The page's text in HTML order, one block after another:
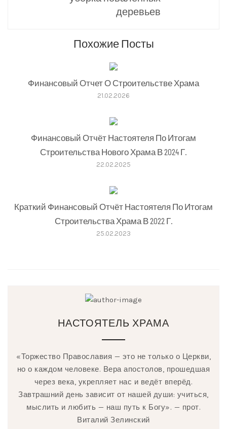
деревьев
Похожие Посты
Финансовый Отчет О Строительстве Храма
21.02.2026
Финансовый Отчёт Настоятеля По Итогам
Строительства Нового Храма В 2024 Г.
22.02.2025
Краткий Финансовый Отчёт Настоятеля По Итогам
Строительства Храма В 2022 Г.
25.02.2023
НАСТОЯТЕЛЬ ХРАМА
«Торжество Православия — это не только о Церкви,
но о каждом человеке. Вера апостолов, прошедшая
через века, укрепляет нас и ведёт вперёд.
Завтрашний день зависит от нашей души: учиться,
мыслить и любить — наш путь к Богу». — прот.
Виталий Зелинский